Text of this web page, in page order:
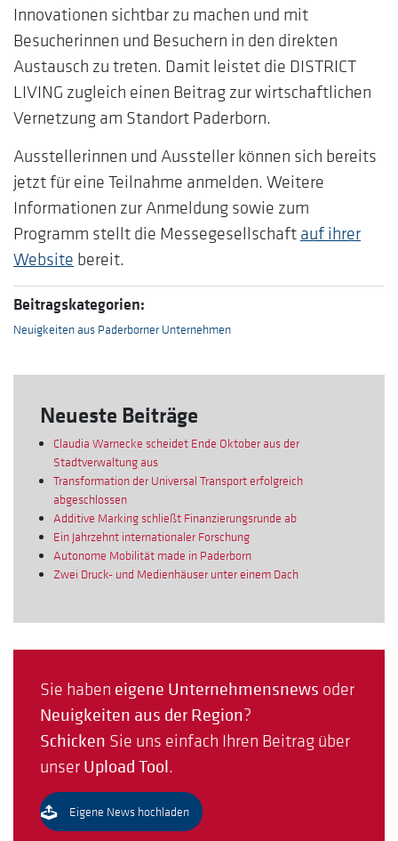
Innovationen sichtbar zu machen und mit
Besucherinnen und Besuchern in den direkten
Austausch zu treten. Damit leistet die DISTRICT
LIVING zugleich einen Beitrag zur wirtschaftlichen
Vernetzung am Standort Paderborn.
Ausstellerinnen und Aussteller können sich bereits
jetzt für eine Teilnahme anmelden. Weitere
Informationen zur Anmeldung sowie zum
Programm stellt die Messegesellschaft auf ihrer
Website bereit.
Beitragskategorien:
Neuigkeiten aus Paderborner Unternehmen
Neueste Beiträge
Claudia Warnecke scheidet Ende Oktober aus der
Stadtverwaltung aus
Transformation der Universal Transport erfolgreich
abgeschlossen
Additive Marking schließt Finanzierungsrunde ab
Ein Jahrzehnt internationaler Forschung
Autonome Mobilität made in Paderborn
Zwei Druck- und Medienhäuser unter einem Dach
Sie haben eigene Unternehmensnews oder
Neuigkeiten aus der Region?
Schicken Sie uns einfach Ihren Beitrag über
unser Upload Tool.
Eigene News hochladen